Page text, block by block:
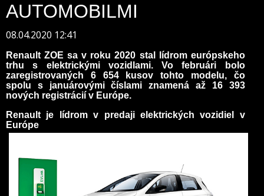
AUTOMOBILMI
08.04.2020 12:41
Renault ZOE sa v roku 2020 stal lídrom európskeho
trhu s elektrickými vozidlami. Vo februári bolo
zaregistrovaných 6 654 kusov tohto modelu, čo
spolu s januárovými číslami znamená až 16 393
nových registrácií v Európe.
Renault je lídrom v predaji elektrických vozidiel v
Európe